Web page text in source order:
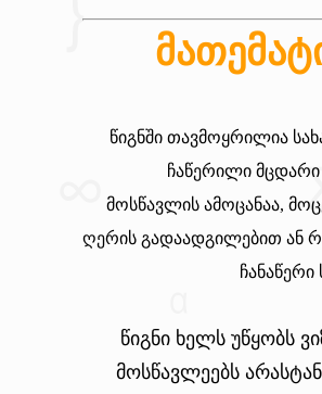
წიგნში თავმოყრილია
ჩაწერილი
მოსწავლის ამოცანაა,
ღერის გადაადგილებით ან
წიგნი ხელს უწყობს
მოსწავლეებს